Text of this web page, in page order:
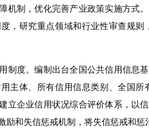
机制，优化完善产业政策实施方式
，研究重点领域和行业性审查规
度。编制出台全国公共信用信息
主体、所有信用信息类别、全国
立企业信用状况综合评价体系，以
励和失信惩戒机制，将失信惩戒和